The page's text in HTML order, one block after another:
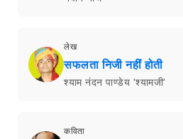
लेख
सफलता निजी नहीं होती
श्याम नंदन पाण्डेय 'श्यामजी'
कविता